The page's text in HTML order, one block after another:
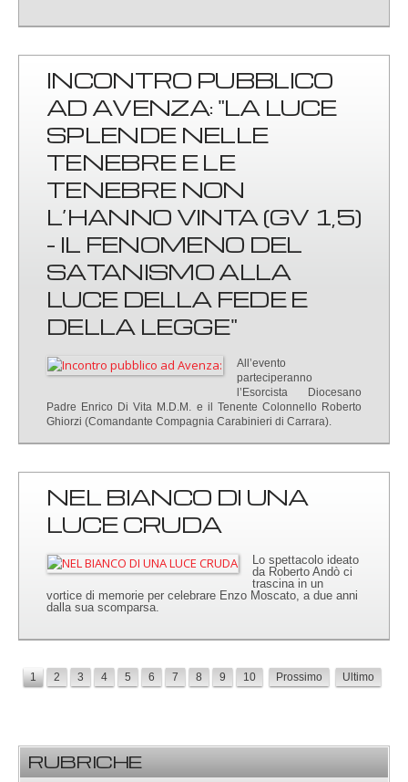
INCONTRO PUBBLICO
AD AVENZA: "LA LUCE
SPLENDE NELLE
TENEBRE E LE
TENEBRE NON
L’HANNO VINTA (GV 1,5)
- IL FENOMENO DEL
SATANISMO ALLA
LUCE DELLA FEDE E
DELLA LEGGE"
All’evento
parteciperanno
l’Esorcista Diocesano
Padre Enrico Di Vita M.D.M. e il Tenente Colonnello Roberto
Ghiorzi (Comandante Compagnia Carabinieri di Carrara).
NEL BIANCO DI UNA
LUCE CRUDA
Lo spettacolo ideato
da Roberto Andò ci
trascina in un
vortice di memorie per celebrare Enzo Moscato, a due anni
dalla sua scomparsa.
1 2 3 4 5 6 7 8 9 10 Prossimo Ultimo
RUBRICHE